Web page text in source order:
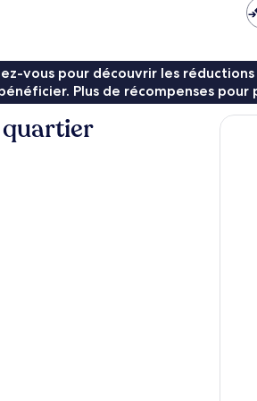
vous pour découvrir les
Plus de récompenses pour